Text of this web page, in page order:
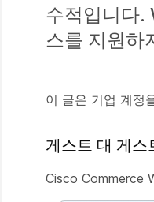
수적입니다.
스를 지원하
이 글은 기업 계정
게스트 대 게스
Cisco Commerce